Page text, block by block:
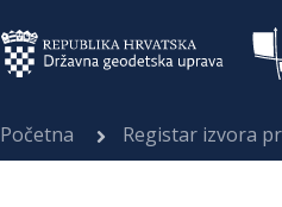
Početna Registar izvora